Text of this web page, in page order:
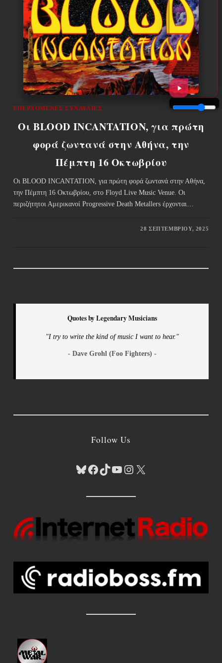
ΕΠΕΡΧΌΜΕΝΕΣ ΣΥΝΑΥΛΊΕΣ
Οι BLOOD INCANTATION, για πρώτη
φορά ζωντανά στην Αθήνα, την
Πέμπτη 16 Οκτωβρίου
Οι BLOOD INCANTATION, για πρώτη φορά ζωντανά στην Αθήνα,
την Πέμπτη 16 Οκτωβρίου, στο Floyd Live Music Venue. Οι
περιζήτητοι Αμερικανοί Progressive Death Metallers έρχονται…
28 ΣΕΠΤΕΜΒΡΊΟΥ, 2025
Quotes by Legendary Musicians
"I try to write the kind of music I want to hear."
- Dave Grohl (Foo Fighters) -
Follow Us